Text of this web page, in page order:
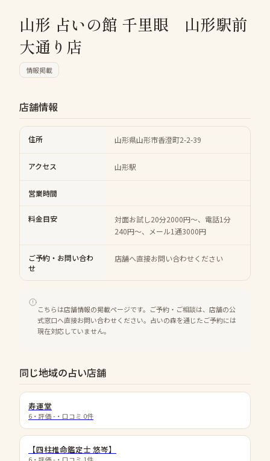
山形 占いの館 千里眼 山形駅前
大通り店
情報掲載
店舗情報
住所 山形県山形市香澄町2-2-39
アクセス 山形駅
営業時間
料金目安
対面お試し20分2000円～、電話1分
240円～、メール1通3000円
ご予約・お問い合わ
せ
店舗へ直接お問い合わせください
こちらは店舗情報の掲載ページです。ご予約・ご相談は、店舗の公
式窓口へ直接お問い合わせください。占いの森を通じたご予約には
現在対応していません。
同じ地域の占い店舗
寿運堂
6 ・評価 - ・口コミ 0件
【四柱推命鑑定士 悠岑】